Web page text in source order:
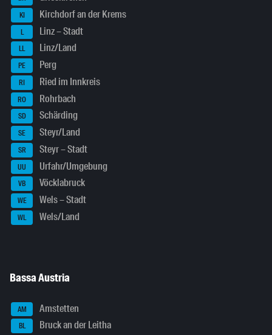
KI Kirchdorf an der Krems
L Linz – Stadt
LL Linz/Land
PE Perg
RI Ried im Innkreis
RO Rohrbach
SD Schärding
SE Steyr/Land
SR Steyr – Stadt
UU Urfahr/Umgebung
VB Vöcklabruck
WE Wels – Stadt
WL Wels/Land
Bassa Austria
AM Amstetten
BL Bruck an der Leitha